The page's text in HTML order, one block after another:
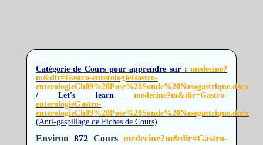
Catégorie de Cours pour apprendre sur :medecine?
m&dir=Gastro-enterologieGastro-
enterologieCh09%20Pose%20Sonde%20Nasogastrique.docx
/ Let's learnmedecine?m&dir=Gastro-
enterologieGastro-
enterologieCh09%20Pose%20Sonde%20Nasogastrique.docx
(Anti-gaspillage de Fiches de Cours)
Environ 872Coursmedecine?m&dir=Gastro-